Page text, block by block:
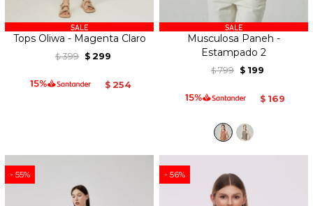
Tops Oliwa - Magenta Claro
$ 399 $ 299
$ 254
Musculosa Paneh -
Estampado 2
$ 799 $ 199
$ 169
55 56